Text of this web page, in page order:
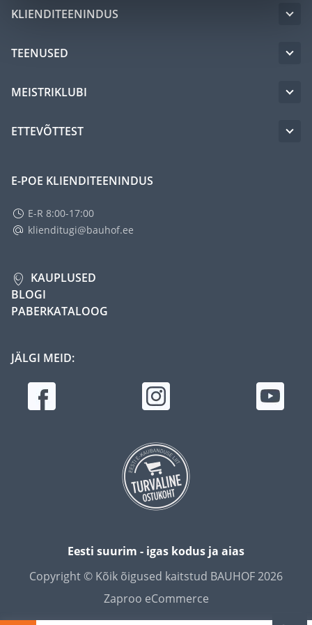
KLIENDITEENINDUS
TEENUSED
MEISTRIKLUBI
ETTEVÕTTEST
E-POE KLIENDITEENINDUS
E-R 8:00-17:00
klienditugi@bauhof.ee
KAUPLUSED
BLOGI
PABERKATALOOG
JÄLGI MEID:
Eesti suurim - igas kodus ja aias
Copyright © Kõik õigused kaitstud BAUHOF 2026
Zaproo eCommerce